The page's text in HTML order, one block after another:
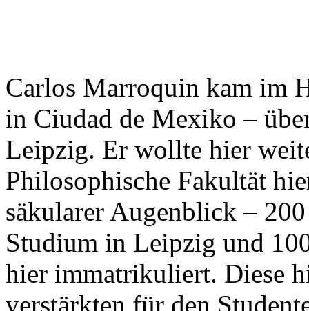
Carlos Marroquin kam im
in Ciudad de Mexiko –
Leipzig. Er wollte hier
Philosophische Fakultät
säkularer Augenblick –
Studium in Leipzig und
hier immatrikuliert. Diese
verstärkten für den